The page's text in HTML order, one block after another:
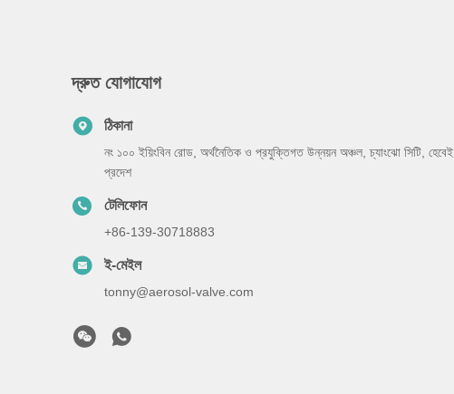
দ্রুত যোগাযোগ
ঠিকানা
নং ১০০ ইয়িংবিন রোড, অর্থনৈতিক ও প্রযুক্তিগত উন্নয়ন অঞ্চল, চ্যাংঝো সিটি, হেবেই
প্রদেশ
টেলিফোন
+86-139-30718883
ই-মেইল
tonny@aerosol-valve.com